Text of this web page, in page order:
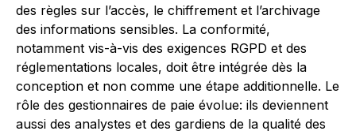
des règles sur l’accès, le chiffrement et l’archivage
des informations sensibles. La conformité,
notamment vis-à-vis des exigences RGPD et des
réglementations locales, doit être intégrée dès la
conception et non comme une étape additionnelle. Le
rôle des gestionnaires de paie évolue: ils deviennent
aussi des analystes et des gardiens de la qualité des